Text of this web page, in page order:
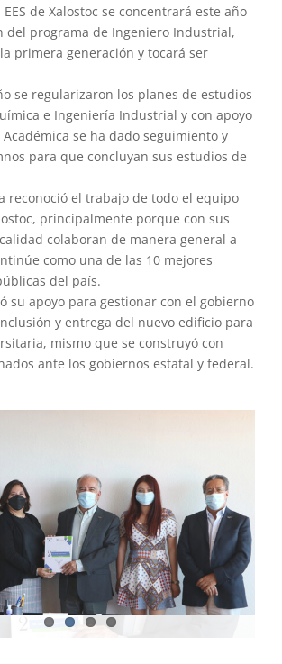
de Xalostoc se concentrará este año
del programa de Ingeniero Industrial,
primera generación y tocará ser
se regularizaron los planes de estudios
e Ingeniería Industrial y con apoyo
se ha dado seguimiento y
para que concluyan sus estudios de
reconoció el trabajo de todo el equipo
principalmente porque con sus
colaboran de manera general a
como una de las 10 mejores
del país.
su apoyo para gestionar con el gobierno
y entrega del nuevo edificio para
mismo que se construyó con
ante los gobiernos estatal y federal.